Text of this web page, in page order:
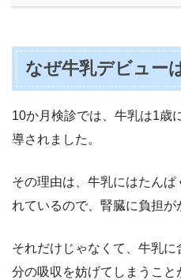
なぜ牛乳デビュー
10か月検診では、牛乳は1歳
導されました。
その理由は、牛乳にはたん
れているので、腎臓に負担が
それだけじゃなくて、牛乳
分の吸収を妨げてしまうこと